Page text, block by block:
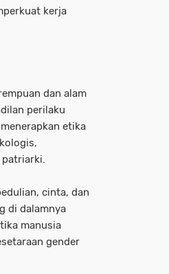
kerja
dan alam
perilaku
etika
patriarki.
cinta, dan
di dalamnya
manusia
gender